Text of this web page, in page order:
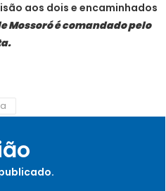
aos dois e encaminhados
de Mossoró é comandado pelo